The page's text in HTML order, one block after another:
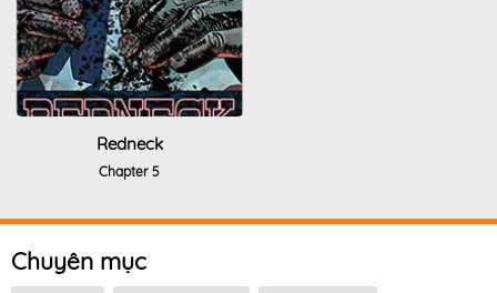
Redneck
Chapter 5
Chuyên mục